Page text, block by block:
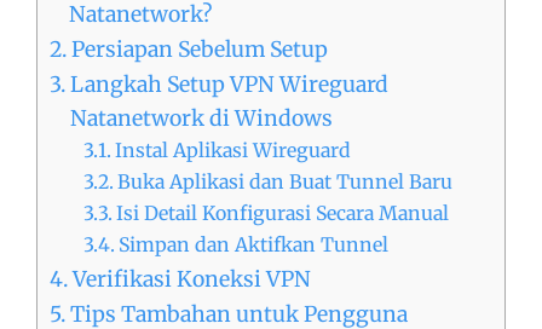
Natanetwork?
Persiapan Sebelum Setup
Langkah Setup VPN Wireguard
Natanetwork di Windows
Instal Aplikasi Wireguard
Buka Aplikasi dan Buat Tunnel Baru
Isi Detail Konfigurasi Secara Manual
Simpan dan Aktifkan Tunnel
Verifikasi Koneksi VPN
Tips Tambahan untuk Pengguna